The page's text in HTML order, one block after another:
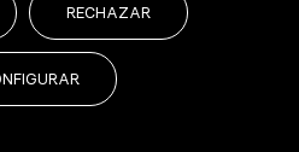
reservados
RECHAZAR